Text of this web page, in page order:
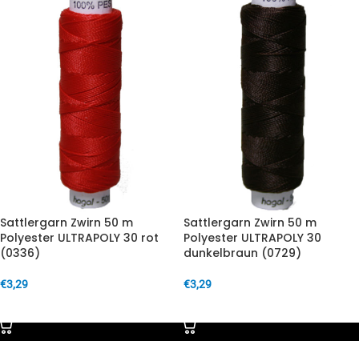
Sattlergarn Zwirn 50 m
Polyester ULTRAPOLY 30 rot
(0336)
€3,29
Sattlergarn Zwirn 50 m
Polyester ULTRAPOLY 30
dunkelbraun (0729)
€3,29